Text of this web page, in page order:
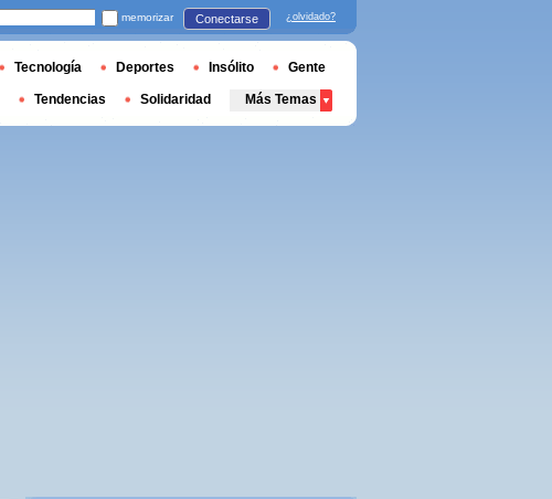
memorizar Conectarse ¿olvidado?
Tecnología Deportes Insólito Gente
Tendencias Solidaridad Más Temas